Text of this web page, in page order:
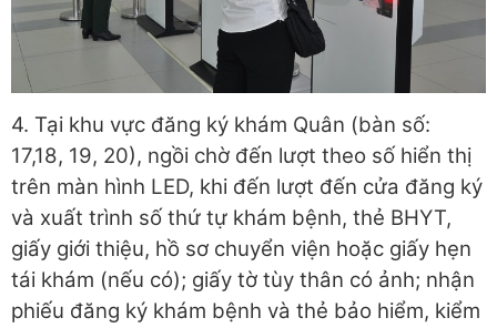
4. Tại khu vực đăng ký khám Quân (bàn số:
17,18, 19, 20), ngồi chờ đến lượt theo số hiển thị
trên màn hình LED, khi đến lượt đến cửa đăng ký
và xuất trình số thứ tự khám bệnh, thẻ BHYT,
giấy giới thiệu, hồ sơ chuyển viện hoặc giấy hẹn
tái khám (nếu có); giấy tờ tùy thân có ảnh; nhận
phiếu đăng ký khám bệnh và thẻ bảo hiểm, kiểm